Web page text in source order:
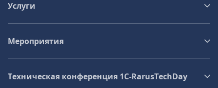
Услуги
Мероприятия
Техническая конференция 1C‑RarusTechDay